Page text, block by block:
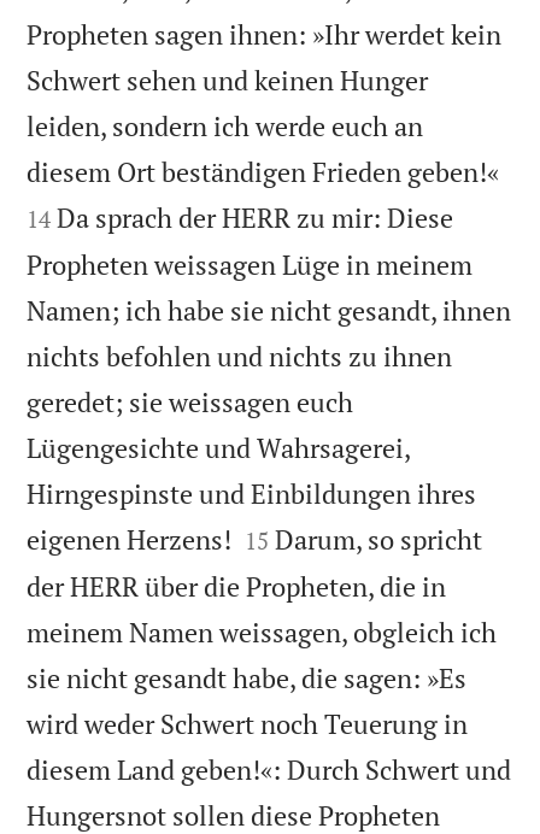
Propheten sagen ihnen: »Ihr werdet kein
Schwert sehen und keinen Hunger
leiden, sondern ich werde euch an
diesem Ort beständigen Frieden geben!«
14 Da sprach der HERR zu mir: Diese
Propheten weissagen Lüge in meinem
Namen; ich habe sie nicht gesandt, ihnen
nichts befohlen und nichts zu ihnen
geredet; sie weissagen euch
Lügengesichte und Wahrsagerei,
Hirngespinste und Einbildungen ihres
eigenen Herzens! 

15 Darum, so spricht
der HERR über die Propheten, die in
meinem Namen weissagen, obgleich ich
sie nicht gesandt habe, die sagen: »Es
wird weder Schwert noch Teuerung in
diesem Land geben!«: Durch Schwert und
Hungersnot sollen diese Propheten